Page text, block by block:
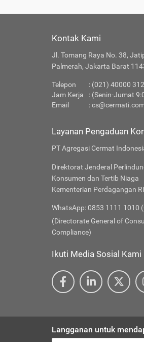
Kontak Kami
Jl. Tomang Raya No. 38,
Palmerah, Jakarta Barat
Telepon
: (021) 40000 312
Jam Kerja
: (Senin-Jumat
Email
:
Layanan Pengaduan
PT Agregasi Cermat
Direktorat Jenderal
Konsumen dan Tertib Niaga
Kementerian Perdagangan RI
WhatsApp: 0853 1111 1010
(Directorate General of
Compliance)
Ikuti Media Sosial Kami
Langganan untuk